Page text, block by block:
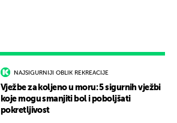
NAJSIGURNIJI OBLIK REKREACIJE
Vježbe za koljeno u moru: 5 sigurnih vježbi
koje mogu smanjiti bol i poboljšati
pokretljivost